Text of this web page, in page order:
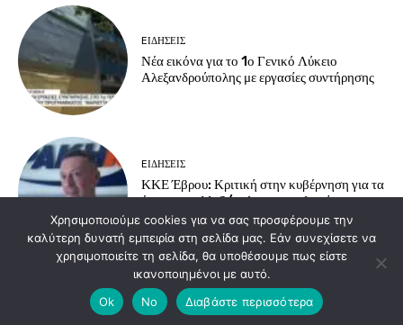
EΙΔΗΣΕΙΣ
Νέα εικόνα για το 1ο Γενικό Λύκειο
Αλεξανδρούπολης με εργασίες συντήρησης
EΙΔΗΣΕΙΣ
ΚΚΕ Έβρου: Κριτική στην κυβέρνηση για τα
έργα στην Αλεξ/πολη και εμπλοκή στους
νατοϊκούς σχεδιασμούς
Load more
Χρησιμοποιούμε cookies για να σας προσφέρουμε την
καλύτερη δυνατή εμπειρία στη σελίδα μας. Εάν συνεχίσετε να
χρησιμοποιείτε τη σελίδα, θα υποθέσουμε πως είστε
ικανοποιημένοι με αυτό.
Ok
No Διαβάστε περισσότερα